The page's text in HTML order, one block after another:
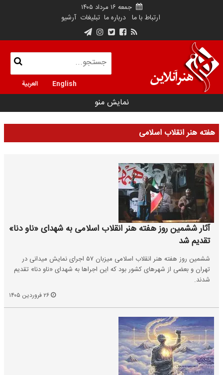
جمعه ۱۶ مرداد ۱۴۰۵
ارتباط با ما درباره ما تبلیغات آرشیو
English العربية
نمایش منو
هفته هنر انقلاب اسلامی
آثار ششمین روز هفته هنر انقلاب اسلامی به شهدای «ناو دنا»
تقدیم شد
ششمین روز هفته هنر انقلاب اسلامی میزبان ۵۷ اجرای نمایش میدانی در
تهران و بعضی از شهرهای کشور بود که این اجراها به شهدای «ناو دنا» تقدیم
شدند.